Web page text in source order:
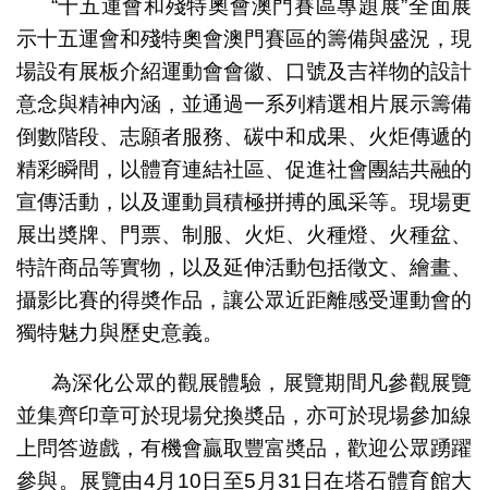
“十五運會和殘特奧會澳門賽區專題展”全面展
示十五運會和殘特奧會澳門賽區的籌備與盛況，現
場設有展板介紹運動會會徽、口號及吉祥物的設計
意念與精神內涵，並通過一系列精選相片展示籌備
倒數階段、志願者服務、碳中和成果、火炬傳遞的
精彩瞬間，以體育連結社區、促進社會團結共融的
宣傳活動，以及運動員積極拼搏的風采等。現場更
展出奬牌、門票、制服、火炬、火種燈、火種盆、
特許商品等實物，以及延伸活動包括徵文、繪畫、
攝影比賽的得奬作品，讓公眾近距離感受運動會的
獨特魅力與歷史意義。
為深化公眾的觀展體驗，展覽期間凡參觀展覽
並集齊印章可於現場兌換奬品，亦可於現場參加線
上問答遊戲，有機會贏取豐富奬品，歡迎公眾踴躍
參與。展覽由4月10日至5月31日在塔石體育館大